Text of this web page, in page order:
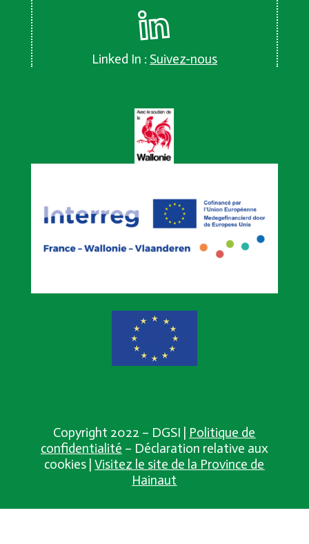
Linked In : Suivez-nous
Copyright 2022 – DGSI | Politique de
confidentialité – Déclaration relative aux
cookies |Visitez le site de la Province de
Hainaut